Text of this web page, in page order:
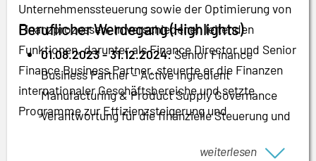
Unternehmenssteuerung sowie der Optimierung von
Finanzprozessen. In verschiedenen leitenden
Funktionen, darunter als Finance Director und Senior
Finance Business Partner, steuerte er die Finanzen
internationaler Geschäftsbereiche und setzte
Programme zur Effizienzsteigerung und
Beruflicher Werdegang (Highlights)
01.08.2023 - 31.12.2024:Senior Finance
Business Partner – Active Ingredient
Manufacturing & Product Supply Governance
Verantwortung für die finanzielle Steuerung und
eines internationalen DAX-40-Unternehmens im
weiterlesen